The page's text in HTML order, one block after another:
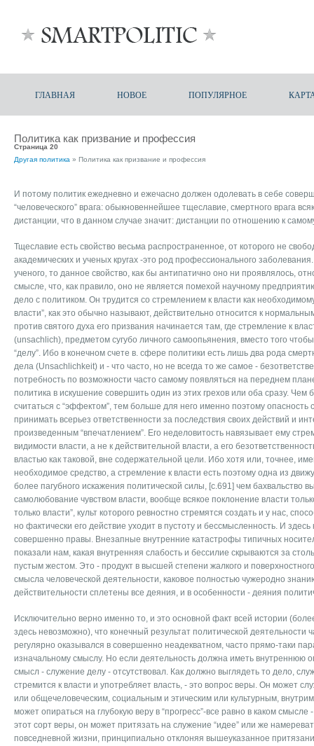
ГЛАВНАЯ НОВОЕ ПОПУЛЯРНОЕ
Политика как призвание и профессия
Страница 20
Другая политика » Политика как призвание и профессия
И потому политик ежедневно и ежечасно должен одолевать в себе
“человеческого” врага: обыкновеннейшее тщеславие, смертного врага
дистанции, что в данном случае значит: дистанции по отношению к
Тщеславие есть свойство весьма распространенное, от которого не
академических и ученых кругах -это род профессионального
ученого, то данное свойство, как бы антипатично оно ни проявлялось,
смысле, что, как правило, оно не является помехой научному
дело с политиком. Он трудится со стремлением к власти как
власти”, как это обычно называют, действительно относится к
против святого духа его призвания начинается там, где стремление к
(unsachlich), предметом сугубо личного самоопьянения, вместо того
“делу”. Ибо в конечном счете в. сфере политики есть лишь два рода
дела (Unsachlichkeit) и - что часто, но не всегда то же самое -
потребность по возможности часто самому появляться на переднем
политика в искушение совершить один из этих грехов или оба сразу. Чем
считаться с “эффектом”, тем больше для него именно поэтому опасность
принимать всерьез ответственности за последствия своих действий и
произведенным “впечатлением”. Его неделовитость навязывает ему
видимости власти, а не к действительной власти, а его
властью как таковой, вне содержательной цели. Ибо хотя или, точнее,
необходимое средство, а стремление к власти есть поэтому одна из
более пагубного искажения политической силы, [c.691] чем бахвальство
самолюбование чувством власти, вообще всякое поклонение власти
только власти”, культ которого ревностно стремятся создать и у нас,
но фактически его действие уходит в пустоту и бессмысленность. И здесь
совершенно правы. Внезапные внутренние катастрофы типичных
показали нам, какая внутренняя слабость и бессилие скрываются за
пустым жестом. Это - продукт в высшей степени жалкого и
смысла человеческой деятельности, каковое полностью чужеродно
действительности сплетены все деяния, и в особенности - деяния
Исключительно верно именно то, и это основной факт всей истории
здесь невозможно), что конечный результат политической деятельности
регулярно оказывался в совершенно неадекватном, часто прямо-таки
изначальному смыслу. Но если деятельность должна иметь внутреннюю
смысл - служение делу - отсутствовал. Как должно выглядеть то дело,
стремится к власти и употребляет власть, - это вопрос веры. Он может
или общечеловеческим, социальным и этическим или культурным,
может опираться на глубокую веру в “прогресс”-все равно в каком смысле
этот сорт веры, он может притязать на служение “идее” или же
повседневной жизни, принципиально отклоняя вышеуказанное